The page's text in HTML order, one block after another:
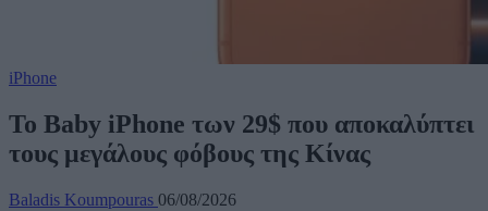
iPhone
Το Baby iPhone των 29$ που αποκαλύπτει
τους μεγάλους φόβους της Κίνας
Baladis Koumpouras 06/08/2026